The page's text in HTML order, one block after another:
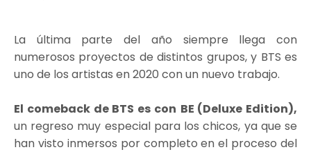
La última parte del año siempre llega con
numerosos proyectos de distintos grupos, y BTS es
uno de los artistas en 2020 con un nuevo trabajo.
El comeback de BTS es con BE (Deluxe Edition),
un regreso muy especial para los chicos, ya que se
han visto inmersos por completo en el proceso del